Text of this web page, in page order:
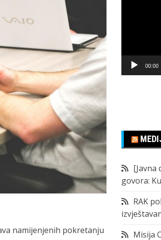
namijenjenih pokretanju
00:00
[Javna
govora:
RAK
Misija